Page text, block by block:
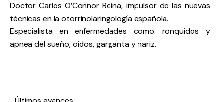
Doctor Carlos O’Connor Reina, impulsor de las nuevas
técnicas en la otorrinolaringología española.
Especialista en enfermedades como: ronquidos y
apnea del sueño, oídos, garganta y nariz.